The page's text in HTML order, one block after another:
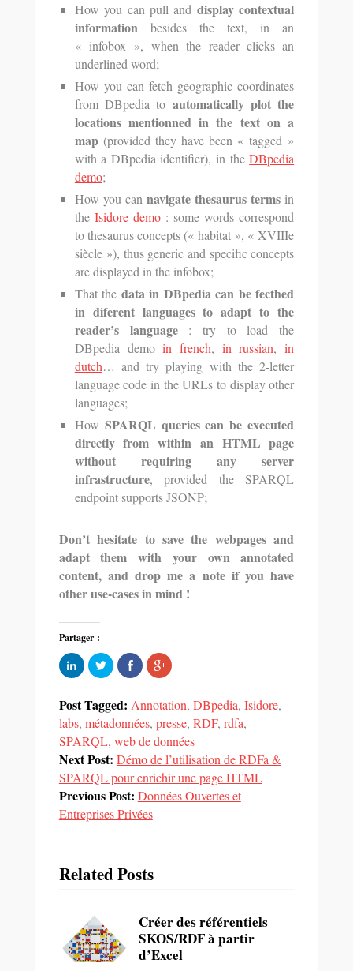
How you can pull and display contextual
information besides the text, in an
« infobox », when the reader clicks an
underlined word;
How you can fetch geographic coordinates
from DBpedia to automatically plot the
locations mentionned in the text on a
map(provided they have been « tagged »
with a DBpedia identifier), in theDBpedia
demo;
How you can navigate thesaurus terms in
the Isidore demo: some words correspond
to thesaurus concepts (« habitat », « XVIIIe
siècle »), thus generic and specific concepts
are displayed in the infobox;
That the data in DBpedia can be fecthed
in diferent languages to adapt to the
reader’s language: try to load the
DBpedia demoin french, in russian,in
dutch… and try playing with the 2-letter
language code in the URLs to display other
languages;
How SPARQL queries can be executed
directly from within an HTML page
without requiring any server
infrastructure, provided the SPARQL
endpoint supports JSONP;
Don’t hesitate to save the webpages and
adapt them with your own annotated
content, and drop me a note if you have
other use-cases in mind !
Partager :
Cliquez
pour
partager
LinkedIn(ouvre
dans
une
nouvelle
fenêtre)
Partager
sur
Twitter(ouvre
une
nouvelle
fenêtre)
Partager
sur
Facebook(ouvre
une
nouvelle
fenêtre)
Cliquez
pour
Google+
(ouvre
dans
une
nouvelle
fenêtre)
Post Tagged: Annotation, DBpedia, Isidore,
labs, métadonnées, presse, RDF, rdfa,
SPARQL, web de données
Next Post: Démo de l’utilisation de RDFa &
SPARQL pour enrichir une page HTML
Previous Post: Données Ouvertes et
Entreprises Privées
Related Posts
Créer des référentiels
SKOS/RDF à partir
d’Excel